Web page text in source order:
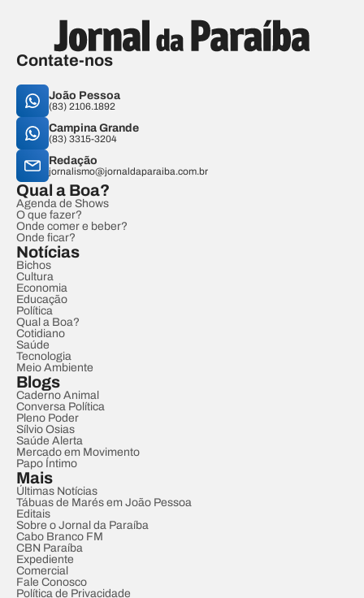
Contate-nos
João Pessoa
(83) 2106.1892
Campina Grande
(83) 3315-3204
Redação
jornalismo@jornaldaparaiba.com.br
Qual a Boa?
Agenda de Shows
O que fazer?
Onde comer e beber?
Onde ficar?
Notícias
Bichos
Cultura
Economia
Educação
Política
Qual a Boa?
Cotidiano
Saúde
Tecnologia
Meio Ambiente
Blogs
Caderno Animal
Conversa Política
Pleno Poder
Sílvio Osias
Saúde Alerta
Mercado em Movimento
Papo Íntimo
Mais
Últimas Notícias
Tábuas de Marés em João Pessoa
Editais
Sobre o Jornal da Paraíba
Cabo Branco FM
CBN Paraíba
Expediente
Comercial
Fale Conosco
Política de Privacidade